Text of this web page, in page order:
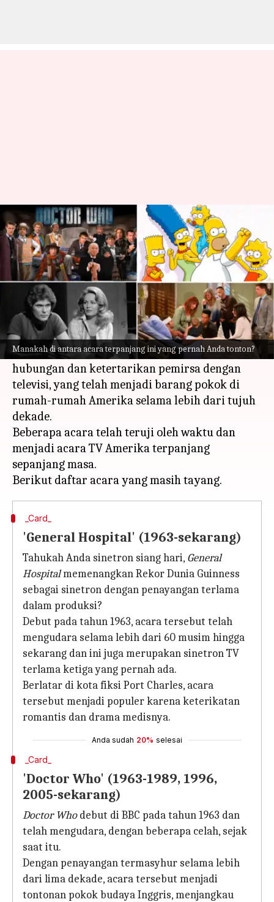
Manakah di antara acara terpanjang ini yang pernah Anda tonton?
5 acara TV Amerika terpanjang
yang masih tayang
menulis Bob May 03, 2023 12:45 pm
Apa ceritanya
Masuknya layanan streaming telah mengubah
cara kita mengonsumsi konten.
Menariknya, itu tidak dapat mengubah
hubungan dan ketertarikan pemirsa dengan
televisi, yang telah menjadi barang pokok di
rumah-rumah Amerika selama lebih dari tujuh
dekade.
Beberapa acara telah teruji oleh waktu dan
menjadi acara TV Amerika terpanjang
sepanjang masa.
_Card_
'General Hospital' (1963-sekarang)
Tahukah Anda sinetron siang hari, General
Hospitalmemenangkan Rekor Dunia Guinness
sebagai sinetron dengan penayangan terlama
dalam produksi?
Debut pada tahun 1963, acara tersebut telah
mengudara selama lebih dari 60 musim hingga
sekarang dan ini juga merupakan sinetron TV
terlama ketiga yang pernah ada.
Berlatar di kota fiksi Port Charles, acara
tersebut menjadi populer karena keterikatan
romantis dan drama medisnya.
Anda sudah 20% selesai
_Card_
'Doctor Who' (1963-1989, 1996,
2005-sekarang)
Doctor Whodebut di BBC pada tahun 1963 dan
telah mengudara, dengan beberapa celah, sejak
saat itu.
Dengan penayangan termasyhur selama lebih
dari lima dekade, acara tersebut menjadi
tontonan pokok budaya Inggris, menjangkau